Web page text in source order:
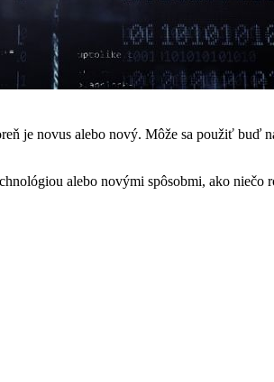
je novus alebo nový. Môže sa použiť buď
alebo novými spôsobmi, ako niečo